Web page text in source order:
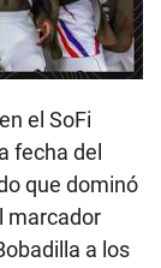
el SoFi
fecha del
que dominó
marcador
a los